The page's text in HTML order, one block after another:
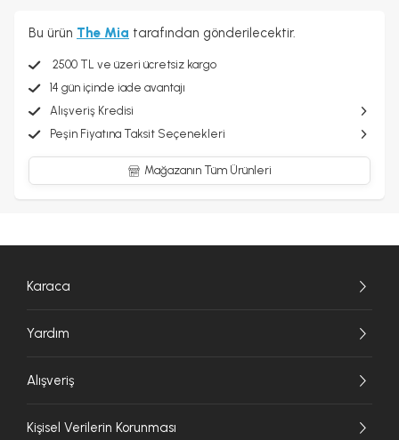
Bu ürün The Mia tarafından gönderilecektir.
2500 TL ve üzeri ücretsiz kargo
14 gün içinde iade avantajı
Alışveriş Kredisi
Peşin Fiyatına Taksit Seçenekleri
Mağazanın Tüm Ürünleri
Karaca
Yardım
Alışveriş
Kişisel Verilerin Korunması